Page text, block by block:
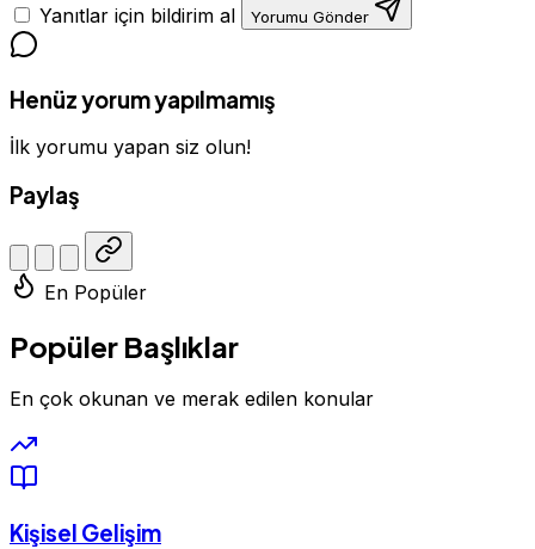
Yanıtlar için bildirim al Yorumu Gönder
Henüz yorum yapılmamış
İlk yorumu yapan siz olun!
Paylaş
En Popüler
Popüler Başlıklar
En çok okunan ve merak edilen konular
Kişisel Gelişim